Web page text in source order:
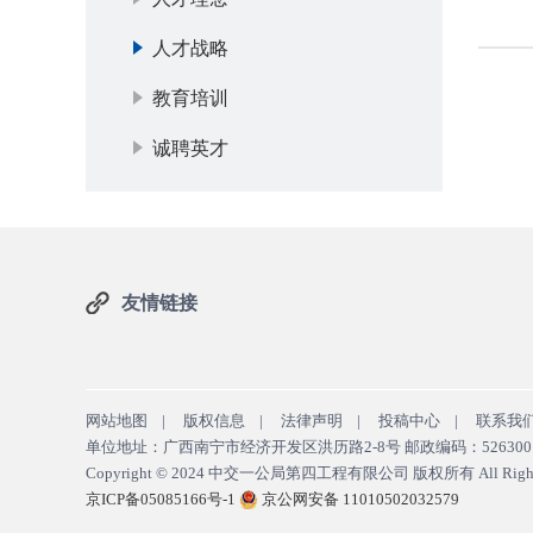
人才战略
教育培训
诚聘英才
友情链接
网站地图 | 版权信息 | 法律声明 | 投稿中心 |
联系我
单位地址：广西南宁市经济开发区洪历路2-8号 邮政编码：
Copyright © 2024 中交一公局第四工程有限公司 版权所有 All
京ICP备05085166号-1
京公网安备 11010502032579